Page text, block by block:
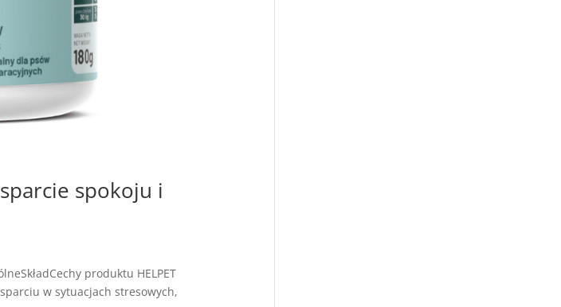
spokoju i
produktu HELPET
w sytuacjach stresowych,